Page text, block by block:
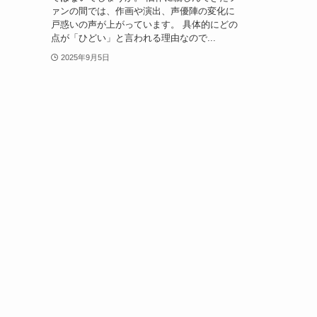
ァンの間では、作画や演出、声優陣の変化に
戸惑いの声が上がっています。 具体的にどの
点が「ひどい」と言われる理由なので...
2025年9月5日